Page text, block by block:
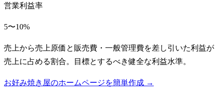
営業利益率
5〜10%
売上から売上原価と販売費・一般管理費を差し引いた利益が
売上に占める割合。目標とするべき健全な利益水準。
お好み焼き屋のホームページを簡単作成 →